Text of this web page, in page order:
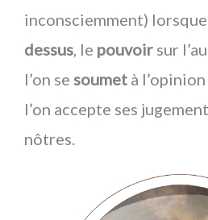
inconsciemment) lorsque
dessus, le pouvoir sur
l’on se soumet à
l’on accepte ses
nôtres.